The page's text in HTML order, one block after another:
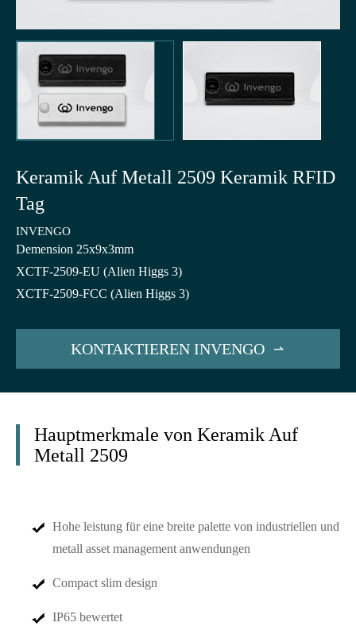
Keramik Auf Metall 2509 Keramik RFID
Tag
INVENGO
Demension 25x9x3mm
XCTF-2509-EU (Alien Higgs 3)
XCTF-2509-FCC (Alien Higgs 3)
KONTAKTIEREN INVENGO 
Hauptmerkmale von Keramik Auf
Metall 2509
Hohe leistung für eine breite palette von industriellen und
metall asset management anwendungen
Compact slim design
IP65 bewertet